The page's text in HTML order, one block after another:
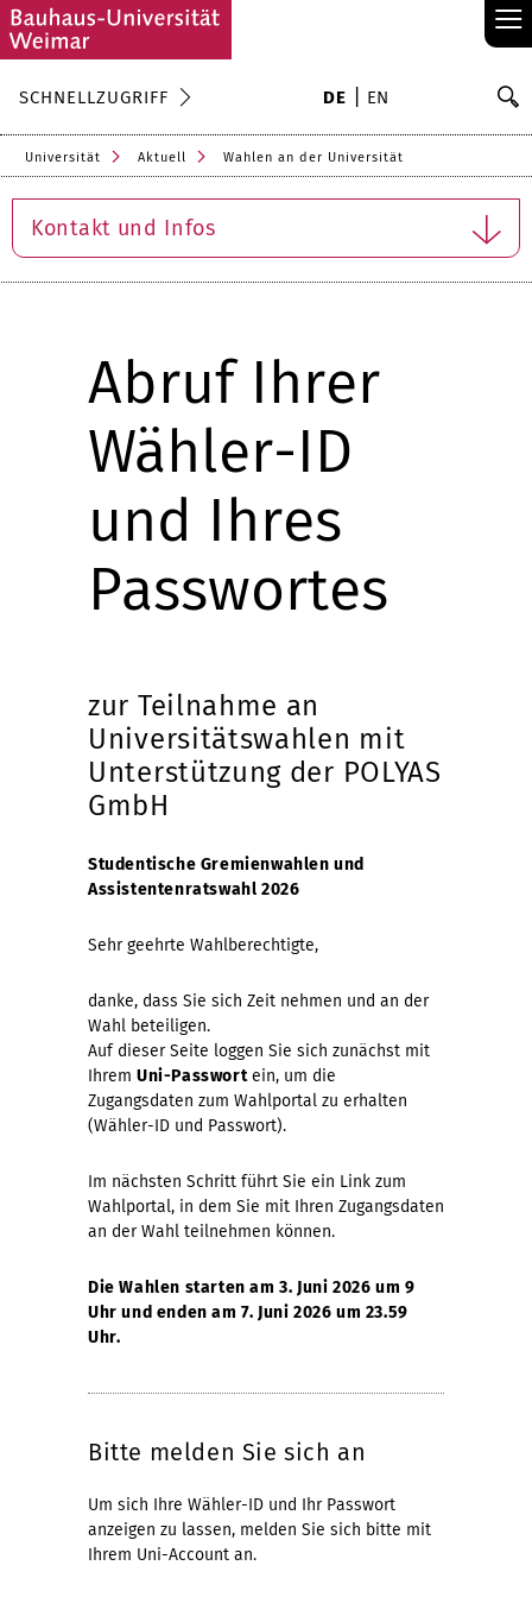
≡
SCHNELLZUGRIFF DE EN
Universität Aktuell Wahlen an der Universität
Kontakt und Infos
Abruf Ihrer
Wähler-ID
und Ihres
Passwortes
zur Teilnahme an
Universitätswahlen mit
Unterstützung der POLYAS
GmbH
Studentische Gremienwahlen und
Assistentenratswahl 2026
Sehr geehrte Wahlberechtigte,
danke, dass Sie sich Zeit nehmen und an der
Wahl beteiligen.
Auf dieser Seite loggen Sie sich zunächst mit
Ihrem Uni-Passwortein, um die
Zugangsdaten zum Wahlportal zu erhalten
(Wähler-ID und Passwort).
Im nächsten Schritt führt Sie ein Link zum
Wahlportal, in dem Sie mit Ihren Zugangsdaten
an der Wahl teilnehmen können.
Die Wahlen starten am 3. Juni 2026 um 9
Uhr und enden am 7. Juni 2026 um 23.59
Uhr.
Bitte melden Sie sich an
Um sich Ihre Wähler-ID und Ihr Passwort
anzeigen zu lassen, melden Sie sich bitte mit
Ihrem Uni-Account an.